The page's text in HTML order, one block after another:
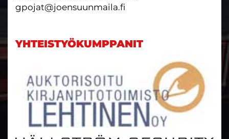
gpojat@joensuunmaila.fi
YHTEISTYÖKUMPPANIT